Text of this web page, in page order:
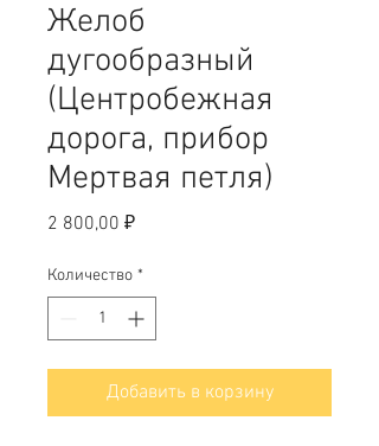
Желоб
дугообразный
(Центробежная
дорога, прибор
Мертвая петля)
2 800,00 ₽Цена
Количество *
Добавить в корзину